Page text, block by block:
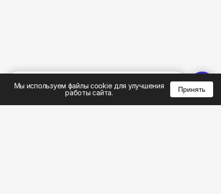
Мы используем файлы cookie для улучшения
работы сайта.
Принять